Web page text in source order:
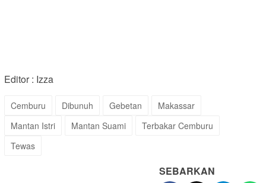
Editor : Izza
Cemburu Dibunuh Gebetan
Makassar
Mantan Istri
Mantan Suami
Terbakar Cemburu
Tewas
SEBARKAN